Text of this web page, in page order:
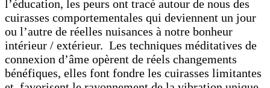
l’éducation, les peurs ont tracé autour de nous des
cuirasses comportementales qui deviennent un jour
ou l’autre de réelles nuisances à notre bonheur
intérieur / extérieur. Les techniques méditatives de
connexion d’âme opèrent de réels changements
bénéfiques, elles font fondre les cuirasses limitantes